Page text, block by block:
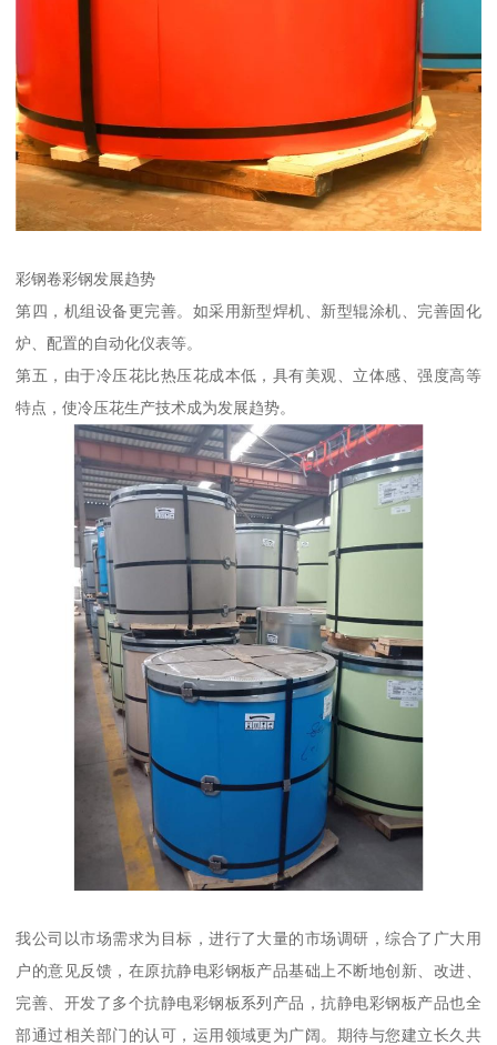
彩钢卷彩钢发展趋势
第四，机组设备更完善。如采用新型焊机、新型辊涂机、完善固化
炉、配置的自动化仪表等。
第五，由于冷压花比热压花成本低，具有美观、立体感、强度高等
特点，使冷压花生产技术成为发展趋势。
我公司以市场需求为目标，进行了大量的市场调研，综合了广大用
户的意见反馈，在原抗静电彩钢板产品基础上不断地创新、改进、
完善、开发了多个抗静电彩钢板系列产品，抗静电彩钢板产品也全
部通过相关部门的认可，运用领域更为广阔。期待与您建立长久共